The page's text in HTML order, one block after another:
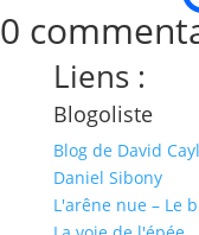
0
Liens :
Blogoliste
Blog de David
Daniel Sibony
L'arêne nue – Le